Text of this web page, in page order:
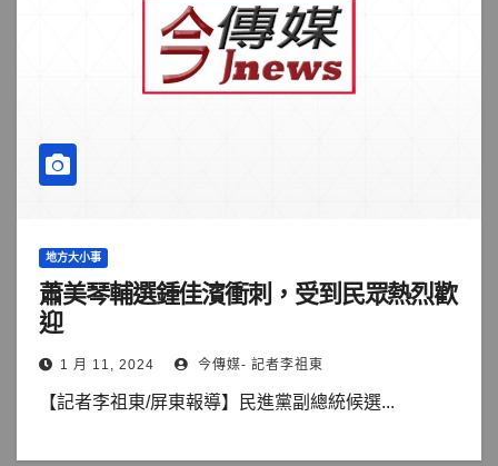
地方大小事
蕭美琴輔選鍾佳濱衝刺，受到民眾熱烈歡
迎
1 月 11, 2024 今傳媒- 記者李祖東
【記者李祖東/屏東報導】民進黨副總統候選...